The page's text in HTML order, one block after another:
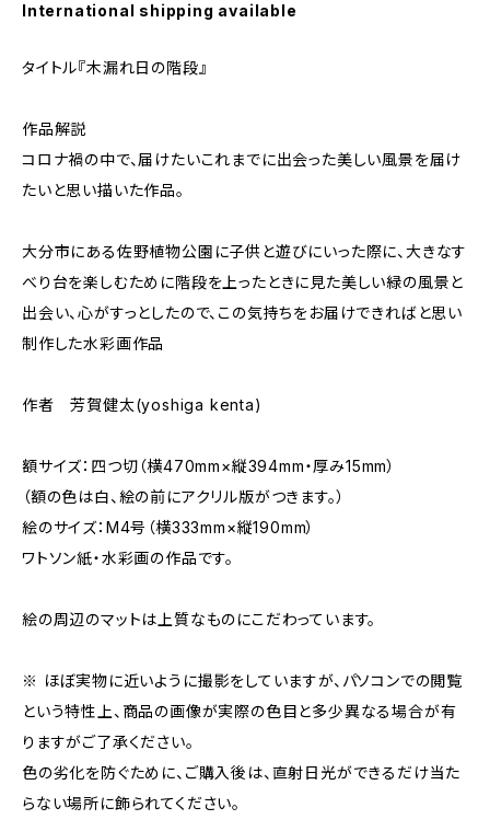
International shipping available
タイトル『木漏れ日の階段』
作品解説
コロナ禍の中で、届けたいこれまでに出会った美しい風景を届け
たいと思い描いた作品。
大分市にある佐野植物公園に子供と遊びにいった際に、大きなす
べり台を楽しむために階段を上ったときに見た美しい緑の風景と
出会い、心がすっとしたので、この気持ちをお届けできればと思い
制作した水彩画作品
作者 芳賀健太(yoshiga kenta)
額サイズ：四つ切（横470mm×縦394mm・厚み15mm）
（額の色は白、絵の前にアクリル版がつきます。）
絵のサイズ：M4号（横333mm×縦190mm）
ワトソン紙・水彩画の作品です。
絵の周辺のマットは上質なものにこだわっています。
※ ほぼ実物に近いように撮影をしていますが、パソコンでの閲覧
という特性上、商品の画像が実際の色目と多少異なる場合が有
りますがご了承ください。
色の劣化を防ぐために、ご購入後は、直射日光ができるだけ当た
らない場所に飾られてください。